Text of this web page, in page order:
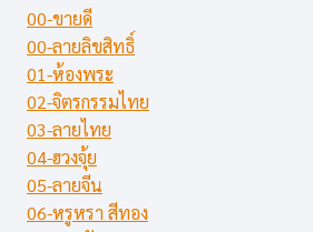
นก
(11
แบบ)
00-ขายดี
00-ลายลิขสิทธิ์
01-ห้องพระ
02-จิตรกรรมไทย
03-ลายไทย
04-ฮวงจุ้ย
05-ลายจีน
06-หรูหรา สีทอง